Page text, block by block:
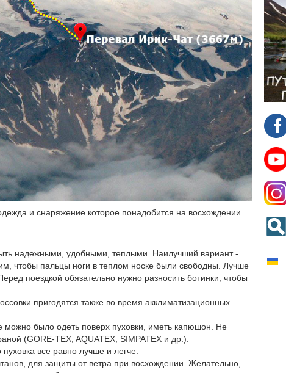
и снаряжение которое понадобится на восхождении.
надежными, удобными, теплыми. Наилучший вариант -
чтобы пальцы ноги в теплом носке были свободны. Лучше
поездкой обязательно нужно разносить ботинки, чтобы
пригодятся также во время акклиматизационных
можно было одеть поверх пуховки, иметь капюшон. Не
(GORE-TEX, AQUATEX, SIMPATEX и др.).
все равно лучше и легче.
для защиты от ветра при восхождении. Желательно,